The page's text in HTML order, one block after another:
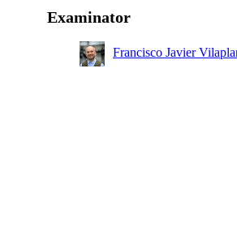
Examinator
Francisco Javier